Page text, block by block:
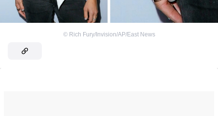
© Rich Fury/Invision/AP/East News